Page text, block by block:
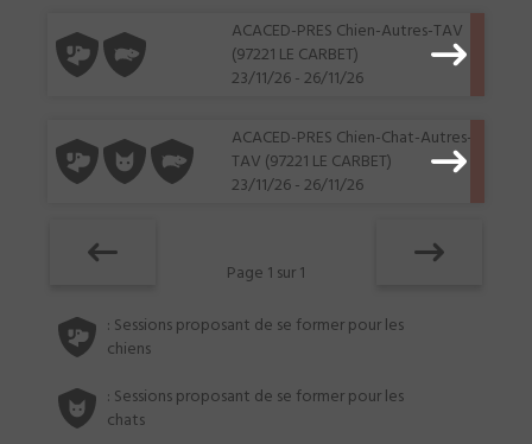
ACACED-PRES Chien-Autres-TAV
(97221 LE CARBET)
23/11/26 - 26/11/26
ACACED-PRES Chien-Chat-Autres-
TAV (97221 LE CARBET)
23/11/26 - 26/11/26
Page 1 sur 1
: Sessions proposant de se former pour les
chiens
: Sessions proposant de se former pour les
chats